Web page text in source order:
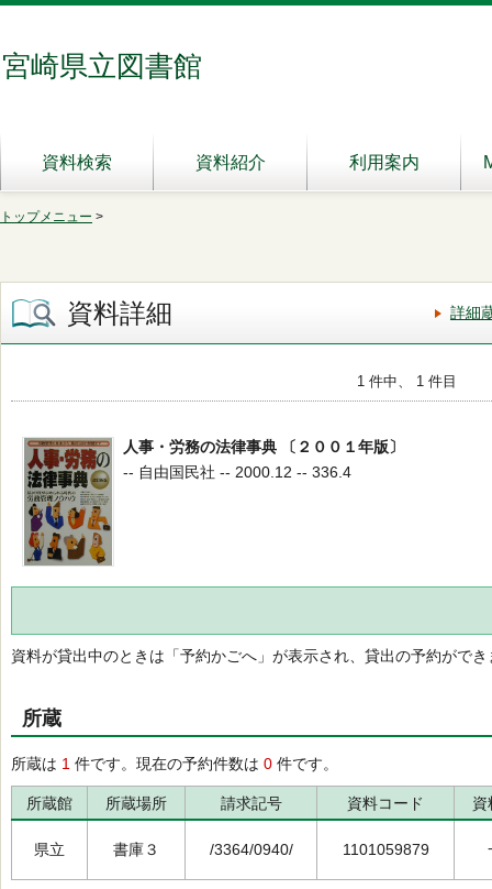
宮崎県立図書館
資料検索 資料紹介 利用案内
トップメニュー >
資料詳細 詳細
1 件中、 1 件目
人事・労務の法律事典 〔２００１年版〕
-- 自由国民社 -- 2000.12 -- 336.4
資料が貸出中のときは「予約かごへ」が表示され、貸出の予約ができ
所蔵
所蔵は 1 件です。現在の予約件数は 0 件です。
所蔵館 所蔵場所 請求記号 資料コード 資
県立 書庫３ /3364/0940/ 1101059879